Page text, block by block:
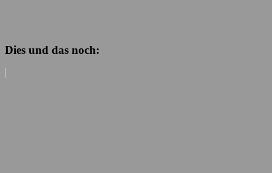
Dies und das noch: